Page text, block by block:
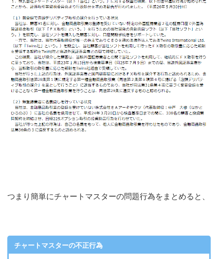
つまり簡単にチャートマスターの問題行為をまとめると、
チャートマスターの不正行為